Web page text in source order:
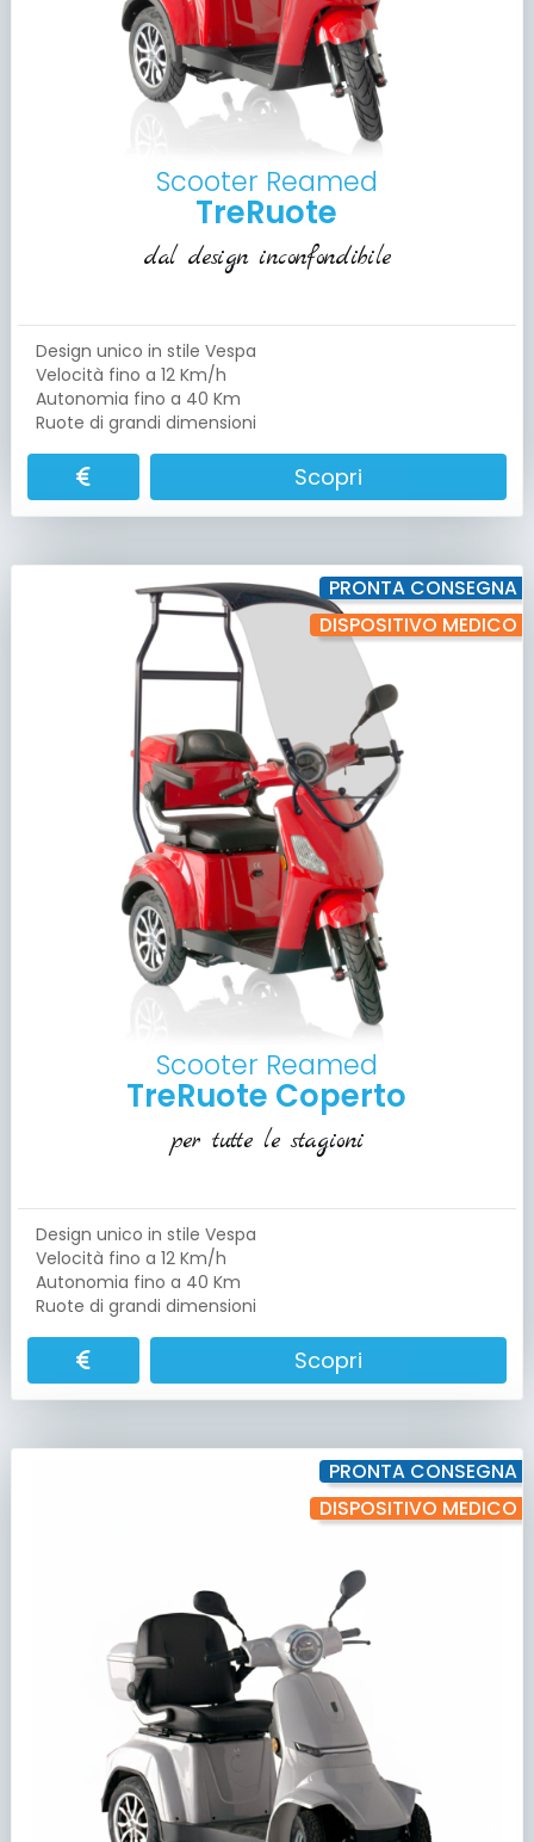
Scooter Reamed
TreRuote
dal design inconfondibile
Design unico in stile Vespa
Velocità fino a 12 Km/h
Autonomia fino a 40 Km
Ruote di grandi dimensioni
Scopri
PRONTA CONSEGNA
DISPOSITIVO MEDICO
Scooter Reamed
TreRuote Coperto
per tutte le stagioni
Design unico in stile Vespa
Velocità fino a 12 Km/h
Autonomia fino a 40 Km
Ruote di grandi dimensioni
Scopri
PRONTA CONSEGNA
DISPOSITIVO MEDICO